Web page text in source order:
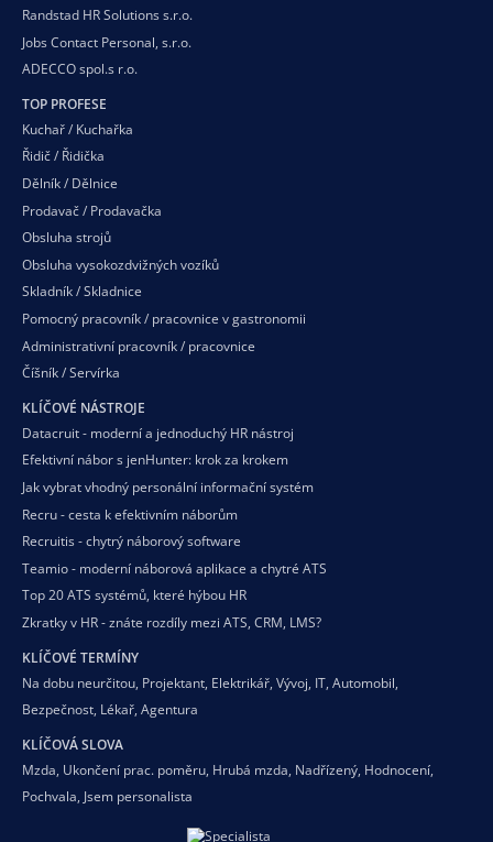
Randstad HR Solutions s.r.o.
Jobs Contact Personal, s.r.o.
ADECCO spol.s r.o.
TOP PROFESE
Kuchař / Kuchařka
Řidič / Řidička
Dělník / Dělnice
Prodavač / Prodavačka
Obsluha strojů
Obsluha vysokozdvižných vozíků
Skladník / Skladnice
Pomocný pracovník / pracovnice v gastronomii
Administrativní pracovník / pracovnice
Číšník / Servírka
KLÍČOVÉ NÁSTROJE
Datacruit - moderní a jednoduchý HR nástroj
Efektivní nábor s jenHunter: krok za krokem
Jak vybrat vhodný personální informační systém
Recru - cesta k efektivním náborům
Recruitis - chytrý náborový software
Teamio - moderní náborová aplikace a chytré ATS
Top 20 ATS systémů, které hýbou HR
Zkratky v HR - znáte rozdíly mezi ATS, CRM, LMS?
KLÍČOVÉ TERMÍNY
Na dobu neurčitou, Projektant, Elektrikář, Vývoj, IT, Automobil,
Bezpečnost, Lékař, Agentura
KLÍČOVÁ SLOVA
Mzda, Ukončení prac. poměru, Hrubá mzda, Nadřízený, Hodnocení,
Pochvala, Jsem personalista